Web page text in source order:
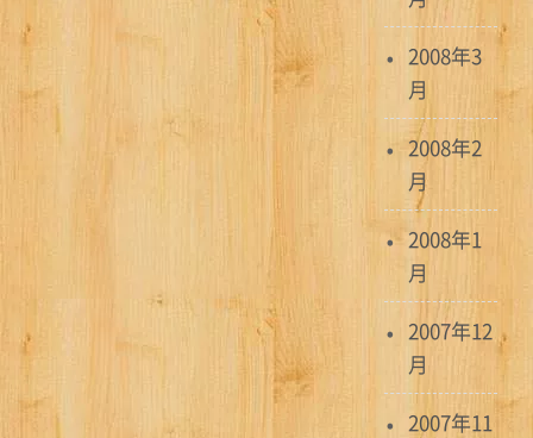
2008年3
月
2008年2
月
2008年1
月
2007年12
月
2007年11